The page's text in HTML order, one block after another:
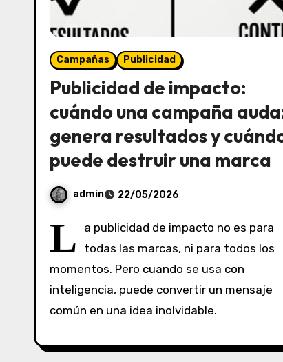
Campañas Publicidad
Publicidad de impacto:
cuándo una campaña
genera resultados y
puede destruir una marca
admin 22/05/2026
n
c
o
t
L
a publicidad de impacto no es para
todas las marcas, ni para todos los
momentos. Pero cuando se usa con
inteligencia, puede convertir un mensaje
común en una idea inolvidable.